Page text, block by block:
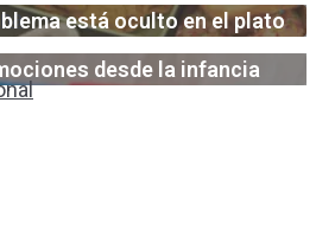
está oculto en el plato
desde la infancia